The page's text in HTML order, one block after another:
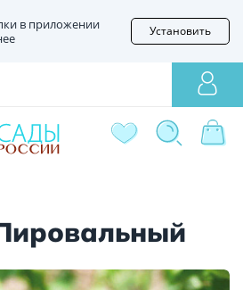
в приложении
Установить